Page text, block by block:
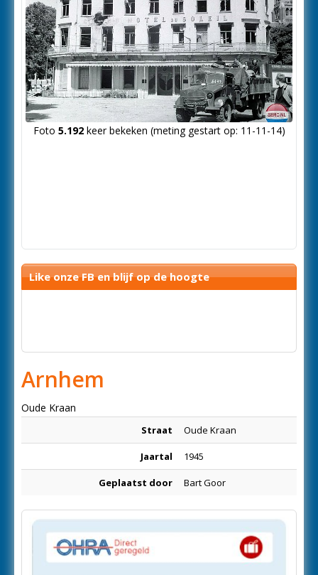
Foto 5.192keer bekeken (meting gestart op: 11-11-14)
Like onze FB en blijf op de hoogte
Arnhem
Oude Kraan
Straat Oude Kraan
Jaartal 1945
Geplaatst door Bart Goor